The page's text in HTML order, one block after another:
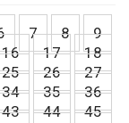
7 8
9
16 17
18
25 26
27
34 35
36
43 44
45